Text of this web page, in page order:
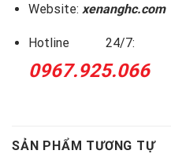
Website: xenanghc.com
Hotline 24/7:
0967.925.066
SẢN PHẨM TƯƠNG TỰ